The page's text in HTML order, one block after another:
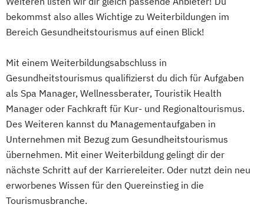
bekommst also alles Wichtige zu Weiterbildungen im
Bereich Gesundheitstourismus auf einen Blick!
Mit einem Weiterbildungsabschluss in
Gesundheitstourismus qualifizierst du dich für Aufgaben
als Spa Manager, Wellnessberater, Touristik Health
Manager oder Fachkraft für Kur- und Regionaltourismus.
Des Weiteren kannst du Managementaufgaben in
Unternehmen mit Bezug zum Gesundheitstourismus
übernehmen. Mit einer Weiterbildung gelingt dir der
nächste Schritt auf der Karriereleiter. Oder nutzt dein neu
erworbenes Wissen für den Quereinstieg in die
Tourismusbranche.